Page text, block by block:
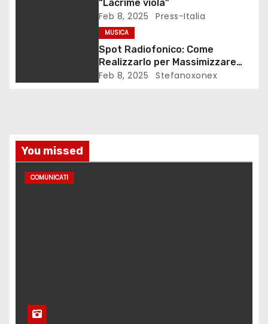
c
i
“Lacrime viola”
Feb 8, 2025 Press-Italia
MUSICA
Spot Radiofonico: Come
Realizzarlo per Massimizzare
l’Impatto
Feb 8, 2025 Stefanoxonex
You missed
COMUNICATI